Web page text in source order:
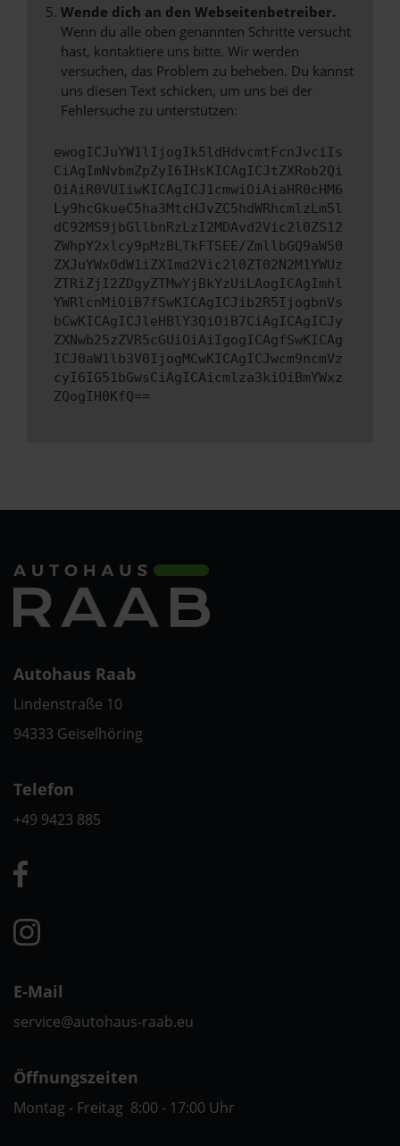
Wende dich an den Webseitenbetreiber.
Wenn du alle oben genannten Schritte versucht
hast, kontaktiere uns bitte. Wir werden
versuchen, das Problem zu beheben. Du kannst
uns diesen Text schicken, um uns bei der
Fehlersuche zu unterstützen:
ewogICJuYW1lIjogIk5ldHdvcmtFcnJvciIs
CiAgImNvbmZpZyI6IHsKICAgICJtZXRob2Qi
OiAiR0VUIiwKICAgICJ1cmwiOiAiaHR0cHM6
Ly9hcGkueC5ha3MtcHJvZC5hdWRhcmlzLm5l
dC92MS9jbGllbnRzLzI2MDAvd2Vic2l0ZS12
ZWhpY2xlcy9pMzBLTkFTSEE/ZmllbGQ9aW50
ZXJuYWxOdW1iZXImd2Vic2l0ZT02N2M1YWUz
ZTRiZjI2ZDgyZTMwYjBkYzUiLAogICAgImhl
YWRlcnMiOiB7fSwKICAgICJib2R5IjogbnVs
bCwKICAgICJleHBlY3QiOiB7CiAgICAgICJy
ZXNwb25zZVR5cGUiOiAiIgogICAgfSwKICAg
ICJ0aW1lb3V0IjogMCwKICAgICJwcm9ncmVz
cyI6IG51bGwsCiAgICAicmlza3kiOiBmYWxz
ZQogIH0KfQ==
Autohaus Raab
Lindenstraße 10
94333 Geiselhöring
Telefon
+49 9423 885
E-Mail
service@autohaus-raab.eu
Öffnungszeiten
Montag - Freitag 8:00 - 17:00 Uhr